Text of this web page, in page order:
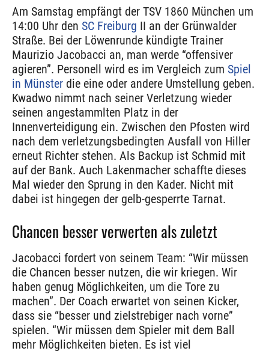
Am Samstag empfängt der TSV 1860 München um
14:00 Uhr den SC Freiburg II an der Grünwalder
Straße. Bei der Löwenrunde kündigte Trainer
Maurizio Jacobacci an, man werde “offensiver
agieren”. Personell wird es im Vergleich zum Spiel
in Münster die eine oder andere Umstellung geben.
Kwadwo nimmt nach seiner Verletzung wieder
seinen angestammlten Platz in der
Innenverteidigung ein. Zwischen den Pfosten wird
nach dem verletzungsbedingten Ausfall von Hiller
erneut Richter stehen. Als Backup ist Schmid mit
auf der Bank. Auch Lakenmacher schaffte dieses
Mal wieder den Sprung in den Kader. Nicht mit
dabei ist hingegen der gelb-gesperrte Tarnat.
Chancen besser verwerten als zuletzt
Jacobacci fordert von seinem Team: “Wir müssen
die Chancen besser nutzen, die wir kriegen. Wir
haben genug Möglichkeiten, um die Tore zu
machen”. Der Coach erwartet von seinen Kicker,
dass sie “besser und zielstrebiger nach vorne”
spielen. “Wir müssen dem Spieler mit dem Ball
mehr Möglichkeiten bieten. Es ist viel